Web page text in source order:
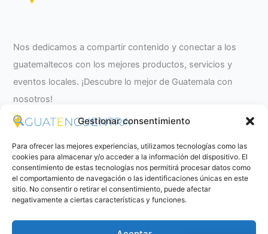
Gestionar consentimiento
Para ofrecer las mejores experiencias, utilizamos tecnologías como las
cookies para almacenar y/o acceder a la información del dispositivo. El
consentimiento de estas tecnologías nos permitirá procesar datos como
el comportamiento de navegación o las identificaciones únicas en este
sitio. No consentir o retirar el consentimiento, puede afectar
negativamente a ciertas características y funciones.
Nos dedicamos a compartir contenido y conectar a los
guatemaltecos con los mejores productos, servicios y
eventos locales. ¡Descubre lo mejor de Guatemala con
nosotros!